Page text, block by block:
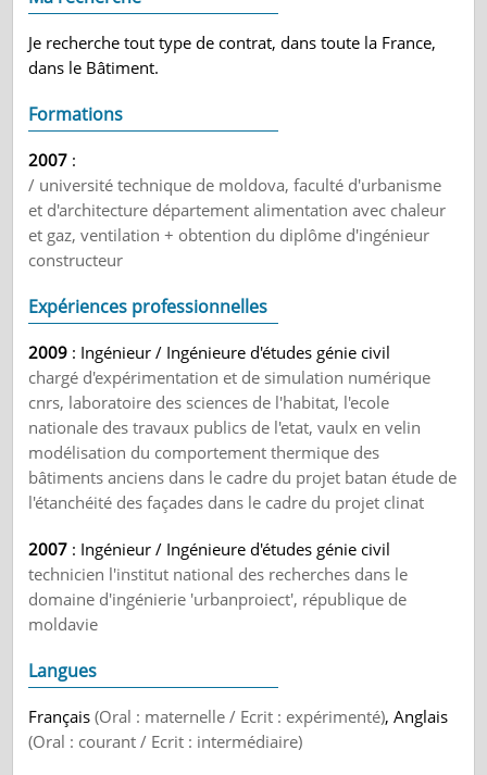
Je recherche tout type de contrat, dans toute la France,
dans le Bâtiment.
Formations
2007 :
/ université technique de moldova, faculté d'urbanisme
et d'architecture département alimentation avec chaleur
et gaz, ventilation + obtention du diplôme d'ingénieur
constructeur
Expériences professionnelles
2009 : Ingénieur / Ingénieure d'études génie civil
chargé d'expérimentation et de simulation numérique
cnrs, laboratoire des sciences de l'habitat, l'ecole
nationale des travaux publics de l'etat, vaulx en velin
modélisation du comportement thermique des
bâtiments anciens dans le cadre du projet batan étude de
l'étanchéité des façades dans le cadre du projet clinat
2007 : Ingénieur / Ingénieure d'études génie civil
technicien l'institut national des recherches dans le
domaine d'ingénierie 'urbanproiect', république de
moldavie
Langues
Français(Oral : maternelle / Ecrit : expérimenté), Anglais
(Oral : courant / Ecrit : intermédiaire)